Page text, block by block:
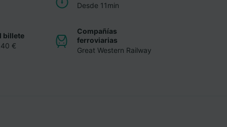
Desde 11min
billete
€
Compañías
ferroviarias
Great Western Railway